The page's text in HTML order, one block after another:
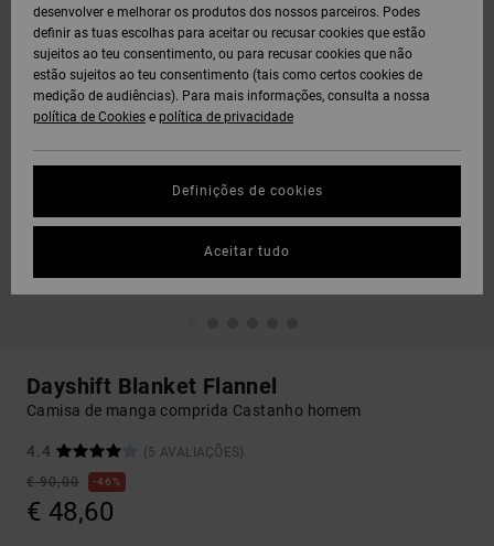
Dayshift Blanket Flannel
Camisa de manga comprida Castanho homem
4.4
(5 AVALIAÇÕES)
€ 90,00
46%
€ 48,60
desenvolver e melhorar os produtos dos nossos parceiros. Podes
definir as tuas escolhas para aceitar ou recusar cookies que estão
sujeitos ao teu consentimento, ou para recusar cookies que não
estão sujeitos ao teu consentimento (tais como certos cookies de
medição de audiências). Para mais informações, consulta a nossa
política de Cookies e política de privacidade
Definições de cookies
Aceitar tudo